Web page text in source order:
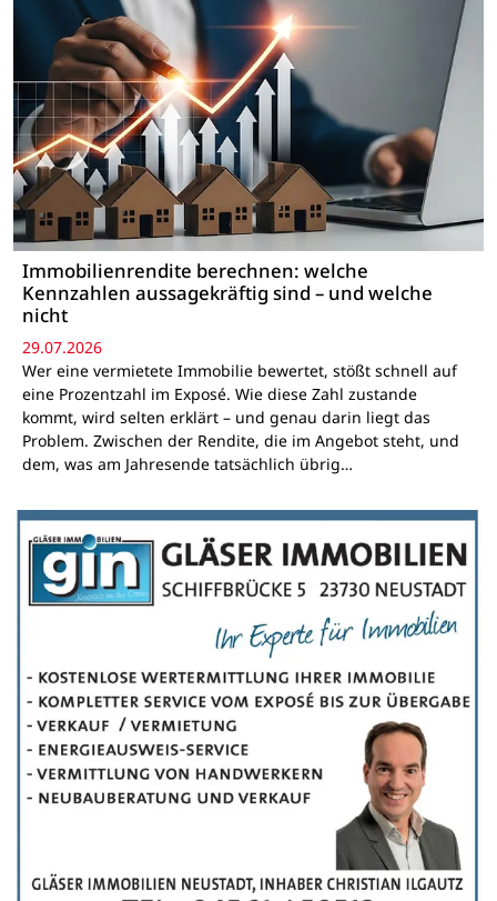
Immobilienrendite berechnen: welche
Kennzahlen aussagekräftig sind – und welche
nicht
29.07.2026
Wer eine vermietete Immobilie bewertet, stößt schnell auf
eine Prozentzahl im Exposé. Wie diese Zahl zustande
kommt, wird selten erklärt – und genau darin liegt das
Problem. Zwischen der Rendite, die im Angebot steht, und
dem, was am Jahresende tatsächlich übrig…